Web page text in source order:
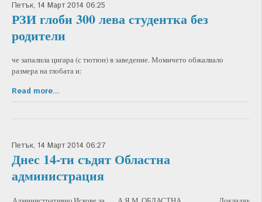
Петък, 14 Март 2014 06:25
РЗИ глоби 300 лева студентка без
родители
че запалила цигара (с тютюн) в заведение. Момичето обжалвало
размера на глобата и:
Read more...
Петък, 14 Март 2014 06:27
Днес 14-ти съдят Областна
администрация